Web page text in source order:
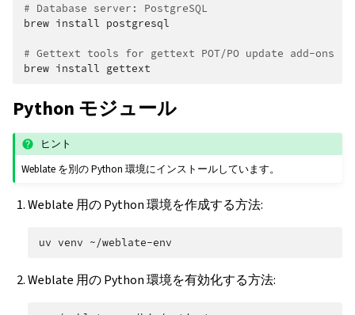
# Database server: PostgreSQL
brew install postgresql
# Gettext tools for gettext POT/PO update add-ons
brew install
Python モジュール
ヒント
Weblate を別の Python 環境にインストールしています。
Weblate 用の Python 環境を作成する方法:
uv venv
Weblate 用の Python 環境を有効化する方法: